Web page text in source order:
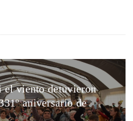
viento detuvieron
aniversario de